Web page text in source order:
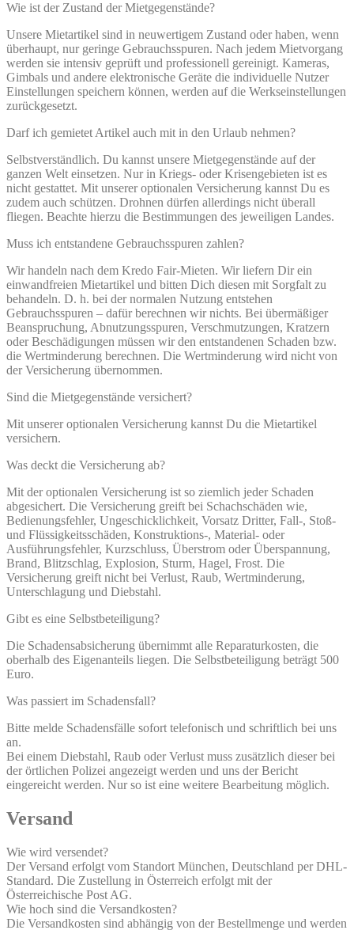
Wie ist der Zustand der Mietgegenstände?
Unsere Mietartikel sind in neuwertigem Zustand oder haben, wenn
überhaupt, nur geringe Gebrauchsspuren. Nach jedem Mietvorgang
werden sie intensiv geprüft und professionell gereinigt. Kameras,
Gimbals und andere elektronische Geräte die individuelle Nutzer
Einstellungen speichern können, werden auf die Werkseinstellungen
zurückgesetzt.
Darf ich gemietet Artikel auch mit in den Urlaub nehmen?
Selbstverständlich. Du kannst unsere Mietgegenstände auf der
ganzen Welt einsetzen. Nur in Kriegs- oder Krisengebieten ist es
nicht gestattet. Mit unserer optionalen Versicherung kannst Du es
zudem auch schützen. Drohnen dürfen allerdings nicht überall
fliegen. Beachte hierzu die Bestimmungen des jeweiligen Landes.
Muss ich entstandene Gebrauchsspuren zahlen?
Wir handeln nach dem Kredo Fair-Mieten. Wir liefern Dir ein
einwandfreien Mietartikel und bitten Dich diesen mit Sorgfalt zu
behandeln. D. h. bei der normalen Nutzung entstehen
Gebrauchsspuren – dafür berechnen wir nichts. Bei übermäßiger
Beanspruchung, Abnutzungsspuren, Verschmutzungen, Kratzern
oder Beschädigungen müssen wir den entstandenen Schaden bzw.
die Wertminderung berechnen. Die Wertminderung wird nicht von
der Versicherung übernommen.
Sind die Mietgegenstände versichert?
Mit unserer optionalen Versicherung kannst Du die Mietartikel
versichern.
Was deckt die Versicherung ab?
Mit der optionalen Versicherung ist so ziemlich jeder Schaden
abgesichert. Die Versicherung greift bei Schachschäden wie,
Bedienungsfehler, Ungeschicklichkeit, Vorsatz Dritter, Fall-, Stoß-
und Flüssigkeitsschäden, Konstruktions-, Material- oder
Ausführungsfehler, Kurzschluss, Überstrom oder Überspannung,
Brand, Blitzschlag, Explosion, Sturm, Hagel, Frost. Die
Versicherung greift nicht bei Verlust, Raub, Wertminderung,
Unterschlagung und Diebstahl.
Gibt es eine Selbstbeteiligung?
Die Schadensabsicherung übernimmt alle Reparaturkosten, die
oberhalb des Eigenanteils liegen. Die Selbstbeteiligung beträgt 500
Euro.
Was passiert im Schadensfall?
Bitte melde Schadensfälle sofort telefonisch und schriftlich bei uns
an.
Bei einem Diebstahl, Raub oder Verlust muss zusätzlich dieser bei
der örtlichen Polizei angezeigt werden und uns der Bericht
eingereicht werden. Nur so ist eine weitere Bearbeitung möglich.
Versand
Wie wird versendet?
Der Versand erfolgt vom Standort München, Deutschland per DHL-
Standard. Die Zustellung in Österreich erfolgt mit der
Österreichische Post AG.
Wie hoch sind die Versandkosten?
Die Versandkosten sind abhängig von der Bestellmenge und werden